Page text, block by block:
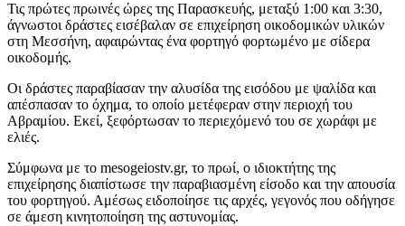
Τις πρώτες πρωινές ώρες της Παρασκευής, μεταξύ 1:00 και 3:30,
άγνωστοι δράστες εισέβαλαν σε επιχείρηση οικοδομικών υλικών
στη Μεσσήνη, αφαιρώντας ένα φορτηγό φορτωμένο με σίδερα
οικοδομής.
Οι δράστες παραβίασαν την αλυσίδα της εισόδου με ψαλίδα και
απέσπασαν το όχημα, το οποίο μετέφεραν στην περιοχή του
Αβραμίου. Εκεί, ξεφόρτωσαν το περιεχόμενό του σε χωράφι με
ελιές.
Σύμφωνα με το mesogeiostv.gr, το πρωί, ο ιδιοκτήτης της
επιχείρησης διαπίστωσε την παραβιασμένη είσοδο και την απουσία
του φορτηγού. Αμέσως ειδοποίησε τις αρχές, γεγονός που οδήγησε
σε άμεση κινητοποίηση της αστυνομίας.